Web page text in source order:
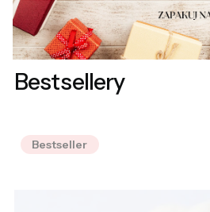
Bestsellery
Bestseller